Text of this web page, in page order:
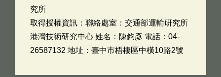
究所
取得授權資訊：聯絡處室：交通部運輸研究所
港灣技術研究中心 姓名：陳鈞彥 電話：04-
26587132 地址：臺中市梧棲區中橫10路2號